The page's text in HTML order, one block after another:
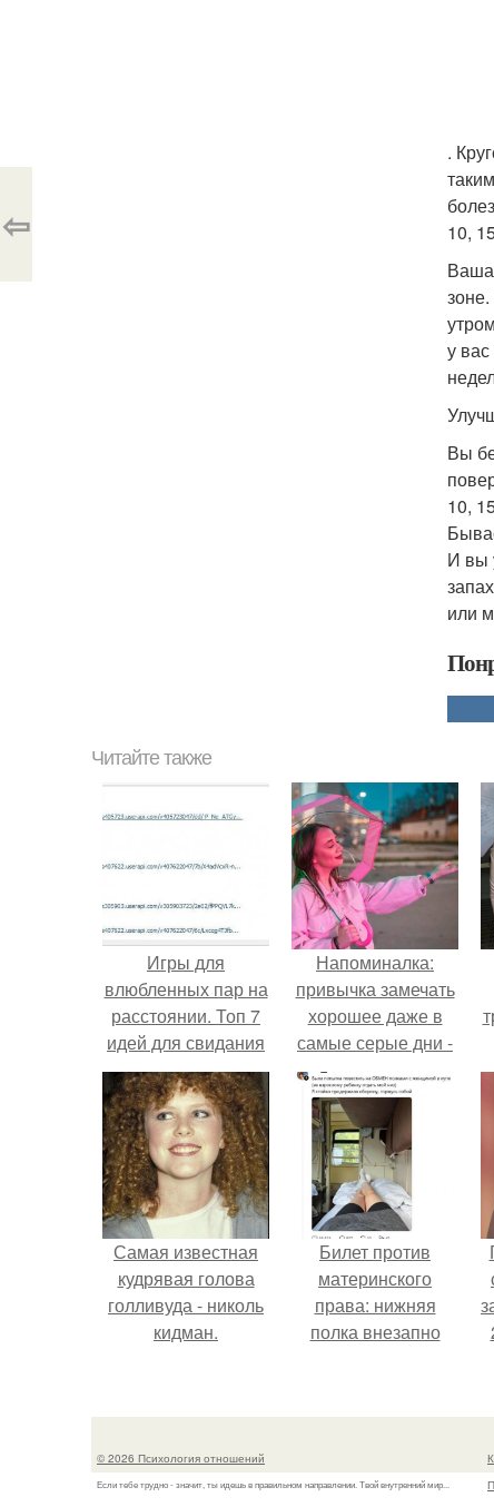
.
10,
Ваша
у
Вы
10,
И вы
или
⇦
Читайте также
Игры для
влюбленных пар на
расстоянии. Топ 7
идей для свидания
на расстоянии
Напоминалка:
привычка замечать
хорошее даже в
самые серые дни -
это не очередная
сказка из книг по
саморазвитию.
Самая известная
кудрявая голова
голливуда - николь
кидман.
Билет против
материнского
права: нижняя
полка внезапно
© 2026 Психология отношений
Если тебе трудно - значит, ты идешь в правильном направлении. Твой внутренний мир...